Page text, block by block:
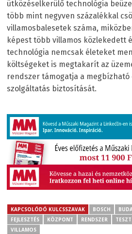
ütközéselkerülő technológia
több mint negyven százalékkal
villamosbalesetek száma,
képest több villamos közlekedett
technológia nemcsak életeket
költségeket is megtakarít az
rendszer támogatja a megbízható
szolgáltatás biztosítását.
KAPCSOLÓDÓ KULCSSZAVAK BOSCH
FEJLESZTÉS
KÖZPONT RENDSZER TESZT
VILLAMOS